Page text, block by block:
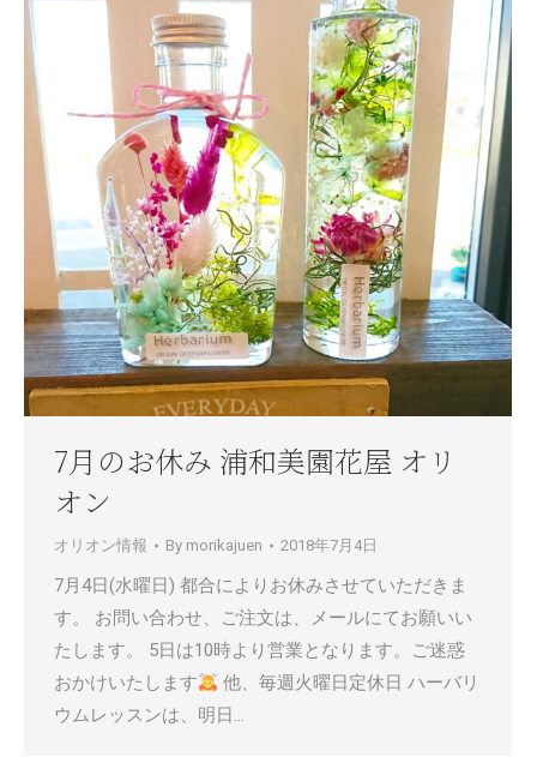
7月のお休み 浦和美園花屋 オリ
オン
オリオン情報 By morikajuen 2018年7月4日
7月4日(水曜日) 都合によりお休みさせていただきま
す。 お問い合わせ、ご注文は、メールにてお願いい
たします。 5日は10時より営業となります。ご迷惑
おかけいたします
他、毎週火曜日定休日 ハーバリ
ウムレッスンは、明日…